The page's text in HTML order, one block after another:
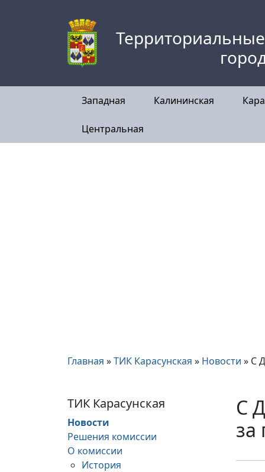
Западная Калининская
Центральная
Главная »ТИК Карасунская » Новости » С
ТИК Карасунская
Новости
Решения комиссии
О комиссии
История
С
за